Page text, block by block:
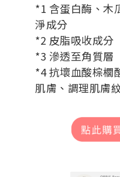
*1 含蛋白酶、木
淨成分
*2 皮脂吸收成分
*3 滲透至角質層
*4 抗壞血酸棕櫚
肌膚、調理肌膚